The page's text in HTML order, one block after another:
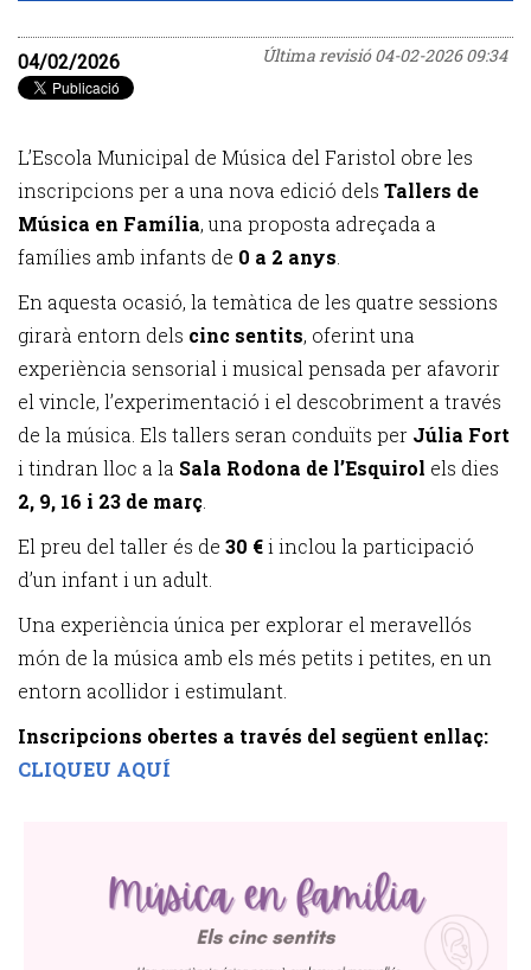
Última revisió04-02-2026 09:34
04/02/2026
L’Escola Municipal de Música del Faristol obre les
inscripcions per a una nova edició dels Tallers de
Música en Família, una proposta adreçada a
famílies amb infants de 0 a 2 anys
En aquesta ocasió, la temàtica de les quatre sessions
girarà entorn dels cinc sentits, oferint una
experiència sensorial i musical pensada per afavorir
el vincle, l’experimentació i el descobriment a través
de la música. Els tallers seran conduïts per Júlia Fort
i tindran lloc a la Sala Rodona de l’Esquirol els dies
2, 9, 16 i 23 de març
El preu del taller és de 30 €i inclou la participació
d’un infant i un adult.
Una experiència única per explorar el meravellós
món de la música amb els més petits i petites, en un
entorn acollidor i estimulant.
Inscripcions obertes a través del següent enllaç:
CLIQUEU AQUÍ